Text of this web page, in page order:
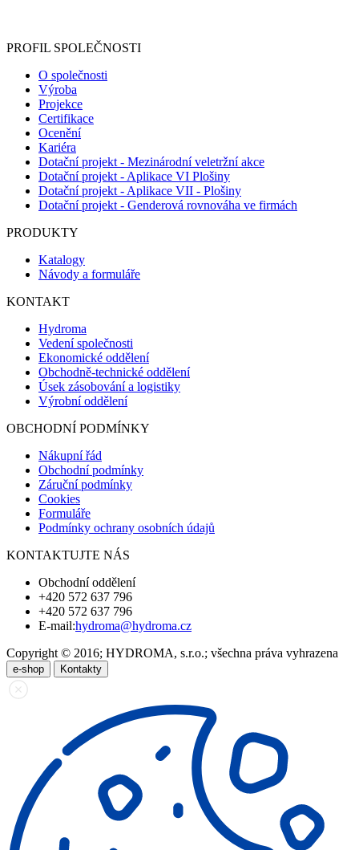
PROFIL SPOLEČNOSTI
O společnosti
Výroba
Projekce
Certifikace
Ocenění
Kariéra
Dotační projekt - Mezinárodní veletržní akce
Dotační projekt - Aplikace VI Plošiny
Dotační projekt - Aplikace VII - Plošiny
Dotační projekt - Genderová rovnováha ve firmách
PRODUKTY
Katalogy
Návody a formuláře
KONTAKT
Hydroma
Vedení společnosti
Ekonomické oddělení
Obchodně-technické oddělení
Úsek zásobování a logistiky
Výrobní oddělení
OBCHODNÍ PODMÍNKY
Nákupní řád
Obchodní podmínky
Záruční podmínky
Cookies
Formuláře
Podmínky ochrany osobních údajů
KONTAKTUJTE NÁS
Obchodní oddělení
+420 572 637 796
+420 572 637 796
E-mail:hydroma@hydroma.cz
Copyright © 2016; HYDROMA, s.r.o.; všechna práva vyhrazena
e-shop Kontakty